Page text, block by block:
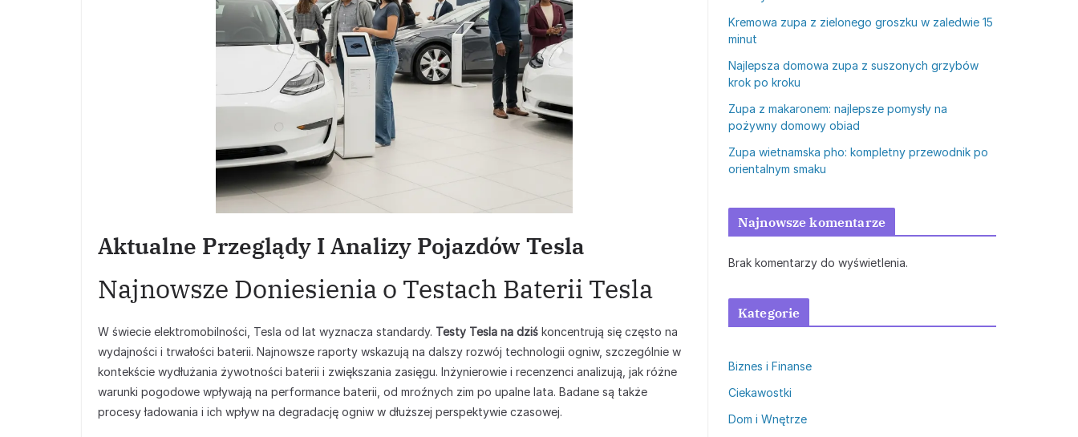
Aktualne Przeglądy I Analizy Pojazdów Tesla
Najnowsze Doniesienia o Testach Baterii Tesla
W świecie elektromobilności, Tesla od lat wyznacza standardy. Testy Tesla na dziś koncentrują się często na
wydajności i trwałości baterii. Najnowsze raporty wskazują na dalszy rozwój technologii ogniw, szczególnie w
kontekście wydłużania żywotności baterii i zwiększania zasięgu. Inżynierowie i recenzenci analizują, jak różne
warunki pogodowe wpływają na performance baterii, od mroźnych zim po upalne lata. Badane są także
procesy ładowania i ich wpływ na degradację ogniw w dłuższej perspektywie czasowej.
Kremowa zupa z zielonego groszku w zaledwie 15
minut
Najlepsza domowa zupa z suszonych grzybów
krok po kroku
Zupa z makaronem: najlepsze pomysły na
pożywny domowy obiad
Zupa wietnamska pho: kompletny przewodnik po
orientalnym smaku
Najnowsze komentarze
Brak komentarzy do wyświetlenia.
Kategorie
Biznes i Finanse
Ciekawostki
Dom i Wnętrze